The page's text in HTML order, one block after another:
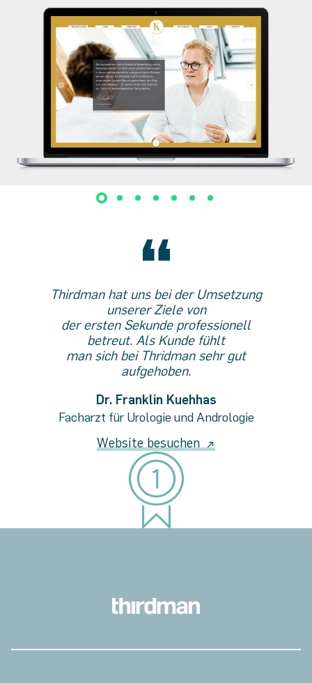
Thirdman hat uns bei der Umsetzung
unserer Ziele von
der ersten Sekunde professionell
betreut. Als Kunde fühlt
man sich bei Thridman sehr gut
aufgehoben.
Dr. Franklin Kuehhas
Facharzt für Urologie und Andrologie
Website besuchen